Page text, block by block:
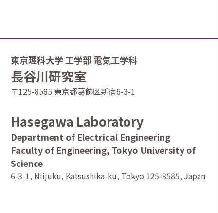
東京理科大学 工学部 電気工学科
長谷川研究室
〒125-8585 東京都葛飾区新宿6-3-1
Hasegawa Laboratory
Department of Electrical Engineering
Faculty of Engineering, Tokyo University of
Science
6-3-1, Niijuku, Katsushika-ku, Tokyo 125-8585, Japan